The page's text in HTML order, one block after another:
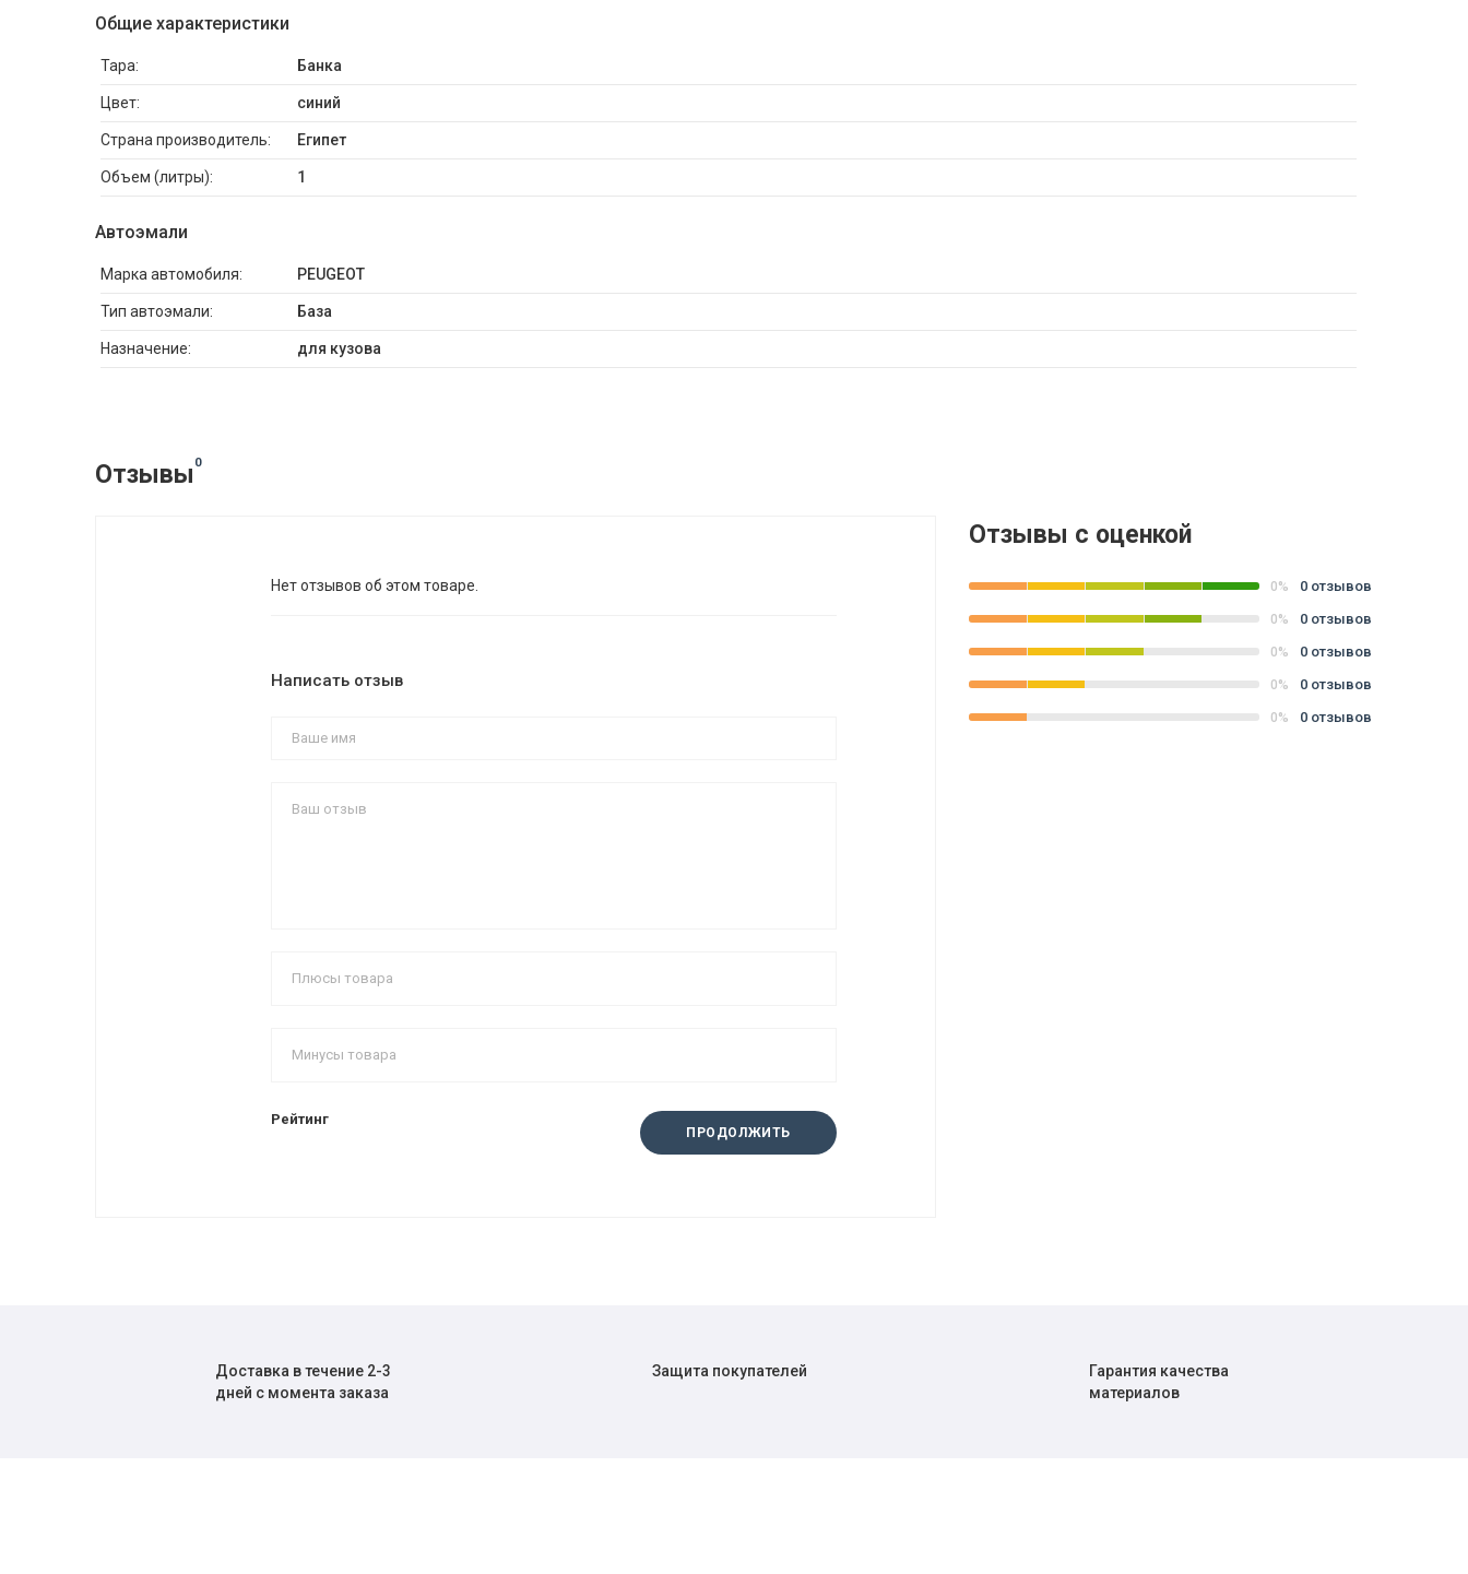
Общие характеристики
Тара: Банка
Цвет: синий
Страна производитель: Египет
Объем (литры): 1
Автоэмали
Марка автомобиля: PEUGEOT
Тип автоэмали: База
Назначение: для кузова
Отзывы 0
Нет отзывов об этом товаре.
Написать отзыв
Рейтинг
ПРОДОЛЖИТЬ
Отзывы с оценкой
0% 0 отзывов
0% 0 отзывов
0% 0 отзывов
0% 0 отзывов
0% 0 отзывов
Доставка в течение 2-3
дней с момента заказа
Защита покупателей
Гарантия качества
материалов